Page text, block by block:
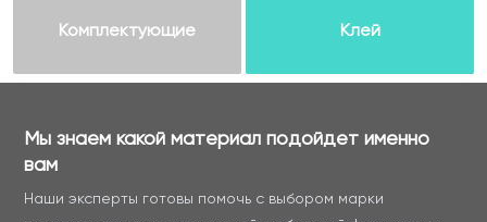
Комплектующие Клей
Мы знаем какой материал подойдет именно
вам
Наши эксперты готовы помочь с выбором марки